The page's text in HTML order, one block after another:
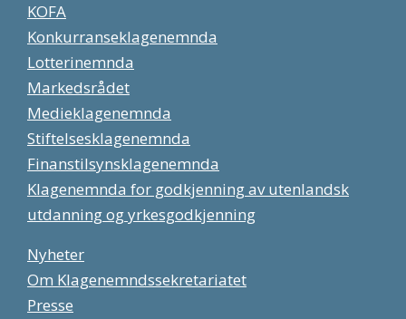
KOFA
Konkurranseklagenemnda
Lotterinemnda
Markedsrådet
Medieklagenemnda
Stiftelsesklagenemnda
Finanstilsynsklagenemnda
Klagenemnda for godkjenning av utenlandsk
utdanning og yrkesgodkjenning
Nyheter
Om Klagenemndssekretariatet
Presse